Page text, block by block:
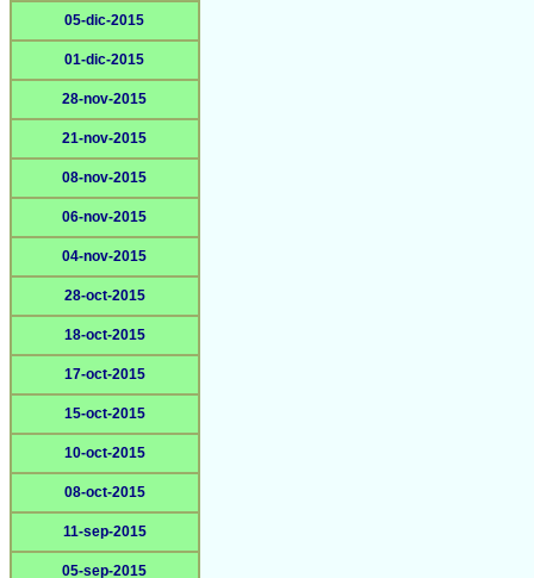
05-dic-2015
01-dic-2015
28-nov-2015
21-nov-2015
08-nov-2015
06-nov-2015
04-nov-2015
28-oct-2015
18-oct-2015
17-oct-2015
15-oct-2015
10-oct-2015
08-oct-2015
11-sep-2015
05-sep-2015